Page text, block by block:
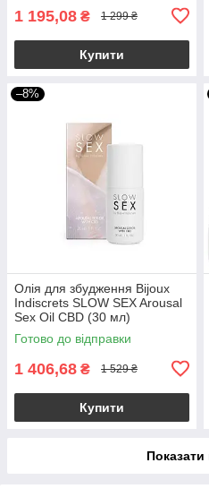
1 195,08 ₴ 1 299 ₴
Купити
–8%
Олія для збудження Bijoux
Indiscrets SLOW SEX Arousal
Sex Oil CBD (30 мл)
Готово до відправки
1 406,68 ₴ 1 529 ₴
Купити